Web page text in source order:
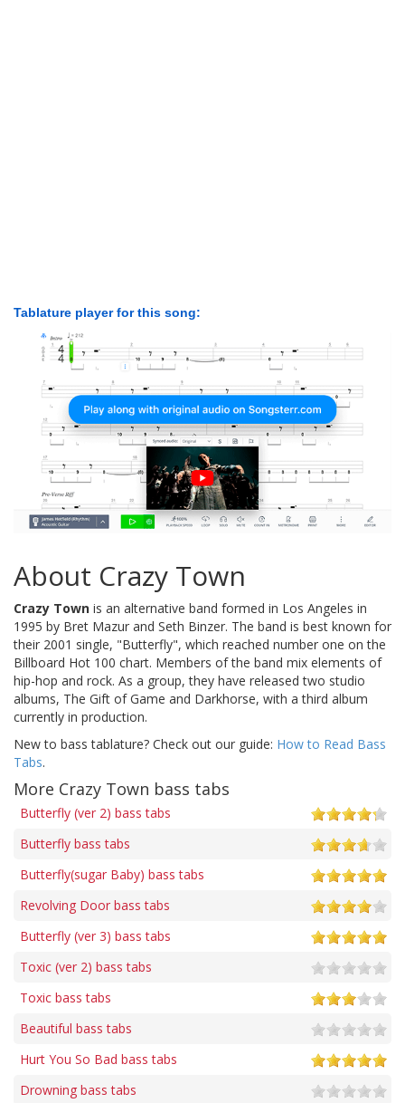
Tablature player for this song:
About Crazy Town
Crazy Town is an alternative band formed in Los Angeles in
1995 by Bret Mazur and Seth Binzer. The band is best known for
their 2001 single, "Butterfly", which reached number one on the
Billboard Hot 100 chart. Members of the band mix elements of
hip-hop and rock. As a group, they have released two studio
albums, The Gift of Game and Darkhorse, with a third album
currently in production.
New to bass tablature? Check out our guide: How to Read Bass
Tabs.
More Crazy Town bass tabs
Butterfly (ver 2) bass tabs
Butterfly bass tabs
Butterfly(sugar Baby) bass tabs
Revolving Door bass tabs
Butterfly (ver 3) bass tabs
Toxic (ver 2) bass tabs
Toxic bass tabs
Beautiful bass tabs
Hurt You So Bad bass tabs
Drowning bass tabs